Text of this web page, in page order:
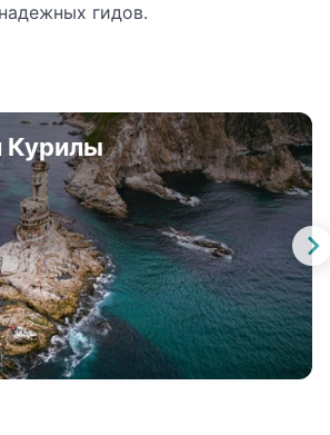
гидов.
Курилы